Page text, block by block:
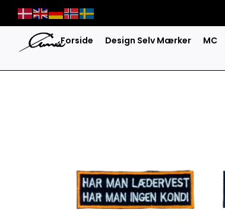
content
Forside Design Selv Mærker MC